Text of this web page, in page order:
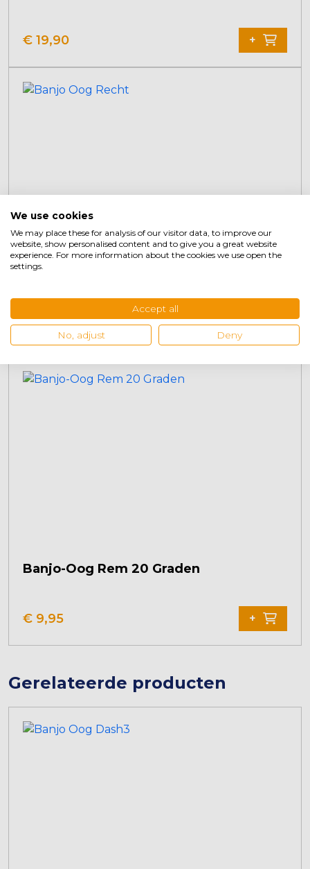
€ 19,90 +
€9,95 +
Banjo-Oog Rem 20 Graden
€ 9,95 +
Gerelateerde producten
We use cookies
We may place these for analysis of our visitor data, to improve our
website, show personalised content and to give you a great website
experience. For more information about the cookies we use open the
settings.
Accept all
No, adjust Deny